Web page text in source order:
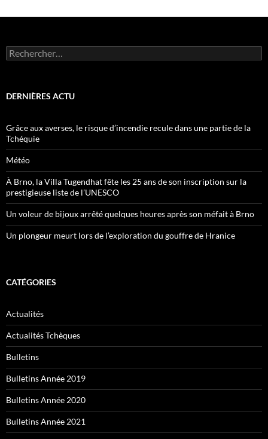
Rechercher :
DERNIÈRES ACTU
Grâce aux averses, le risque d’incendie recule dans une partie de la
Tchéquie
Météo
À Brno, la Villa Tugendhat fête les 25 ans de son inscription sur la
prestigieuse liste de l’UNESCO
Un voleur de bijoux arrêté quelques heures après son méfait à Brno
Un plongeur meurt lors de l’exploration du gouffre de Hranice
CATÉGORIES
Actualités
Actualités Tchèques
Bulletins
Bulletins Année 2019
Bulletins Année 2020
Bulletins Année 2021